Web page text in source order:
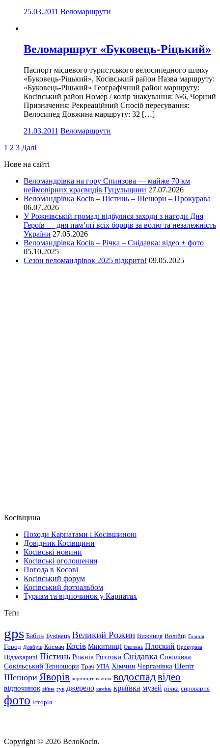
25.03.2011 Веломаршрути
Веломаршрут «Буковець-Ріцький»
Паспорт місцевого туристського велосипедного шляху
«Буковець-Ріцький», Косівський район Назва маршруту:
«Буковець-Ріцький» Географічний район маршруту:
Косівський район Номер / колір знакування: №6, Чорний
Призначення: Рекреаційний Спосіб пересування:
Велосипед Довжина маршруту: 32 […]
21.03.2011 Веломаршрути
Пагінація
записів
1 2 3 Далі
Нове на сайті
Веломандрівка на гору Спинзова — майже 70 км
неймовірних краєвидів Гуцульщини 27.07.2026
Веломандрівка Косів – Пістинь – Шешори – Прокурава
06.07.2026
У Рожнівській громаді відбулися заходи з нагоди Дня
Героїв — дня пам’яті всіх борців за волю та незалежність
України 27.05.2026
Веломандрівка Косів – Річка – Снідавка: відео + фото
05.10.2025
Сезон веломандрівок 2025 відкрито! 09.05.2025
Косівщина
Походи Карпатами і Косівщиною
Довідник Косівщини
Косівські новини
Косівські оголошення
Погода в Косові
Косівський форум
Косівський фотоальбом
Туризм та відпочинок у Карпатах
Теґи
gps Бабин Буківець Великий Рожин Вижниця Волійці Голиця
Город Довбуш Космач Косів Микитинці Околена Плоский Прокурава
Підзахаричі Пістинь Рожнів Розтоки Снідавка Соколівка
Сокільський Терношори Трач УПА Хімчин Черганівка Шепіт
Шешори Яворів аеропорт валило водоспадвідео
відпочинок війна гук джерело камінь криївка музей річка сироварня
фото історія
Copyright © 2026 ВелоКосів.